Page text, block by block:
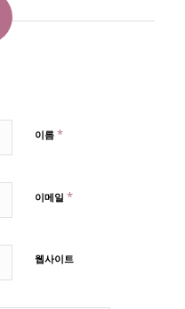
이름 *
이메일 *
웹사이트